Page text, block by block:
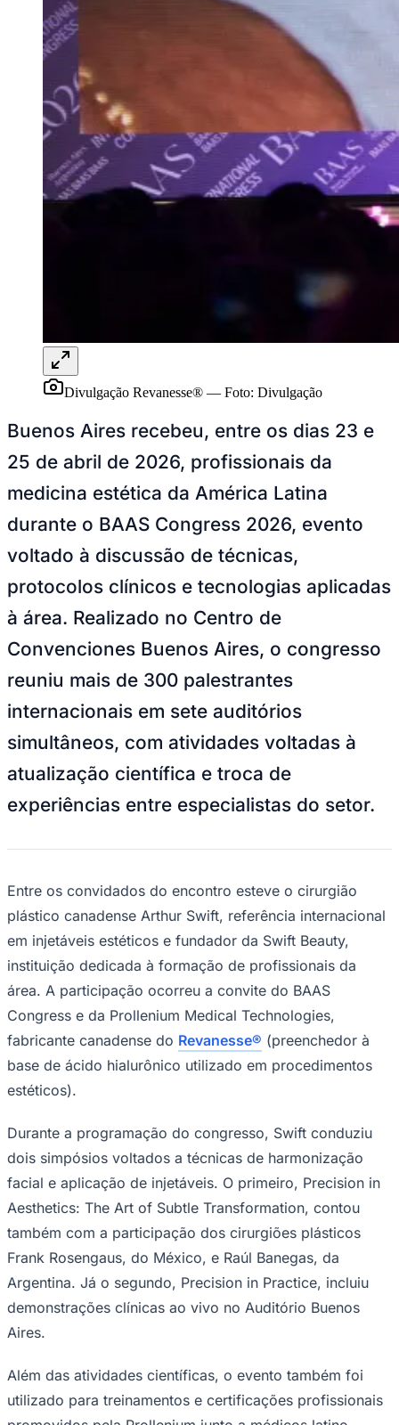
Anuncie no Portal
Guia de Empresas
Divulgar Vagas
Publicidade Legal
Negócios Regionais
Turismo
Segurança Regional
Hospitais Estaduais
Parques & Represas
Cidades da Região
Santana de Parnaíba
OsascoCarapicuíbaJandiraItapevi CotiaPirapora
São Roque
Guia Comercial
Selo Verificado
Portal Educacional
Agenda de Vestibulares
Concursos
Panorama Econômico
Panorama Econômico
Para Sua Empresa
Anuncie no Portal
Anunciar VagasNovo
NFL
UFC
MLB
Atletismo
NBB
Competições de Futebol
Brasileirão Série B
Copa do Brasil
Sul-Americana
Copa América
Champions League
Premier League
La Liga
Bundesliga
Mundial 2026
Times - Ir direto
Divulgação Revanesse® — Foto: Divulgação
Buenos Aires recebeu, entre os dias 23 e
25 de abril de 2026, profissionais da
medicina estética da América Latina
durante o BAAS Congress 2026, evento
voltado à discussão de técnicas,
protocolos clínicos e tecnologias aplicadas
à área. Realizado no Centro de
Convenciones Buenos Aires, o congresso
reuniu mais de 300 palestrantes
internacionais em sete auditórios
simultâneos, com atividades voltadas à
atualização científica e troca de
experiências entre especialistas do setor.
Entre os convidados do encontro esteve o cirurgião
plástico canadense Arthur Swift, referência internacional
em injetáveis estéticos e fundador da Swift Beauty,
instituição dedicada à formação de profissionais da
área. A participação ocorreu a convite do BAAS
Congress e da Prollenium Medical Technologies,
fabricante canadense do Revanesse® (preenchedor à
base de ácido hialurônico utilizado em procedimentos
estéticos).
Durante a programação do congresso, Swift conduziu
dois simpósios voltados a técnicas de harmonização
facial e aplicação de injetáveis. O primeiro, Precision in
Aesthetics: The Art of Subtle Transformation, contou
também com a participação dos cirurgiões plásticos
Frank Rosengaus, do México, e Raúl Banegas, da
Argentina. Já o segundo, Precision in Practice, incluiu
demonstrações clínicas ao vivo no Auditório Buenos
Aires.
Além das atividades científicas, o evento também foi
utilizado para treinamentos e certificações profissionais